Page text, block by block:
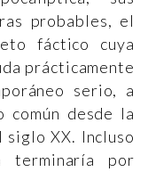
probables, el
fáctico cuya
prácticamente
serio, a
común desde la
siglo XX. Incluso
terminaría por